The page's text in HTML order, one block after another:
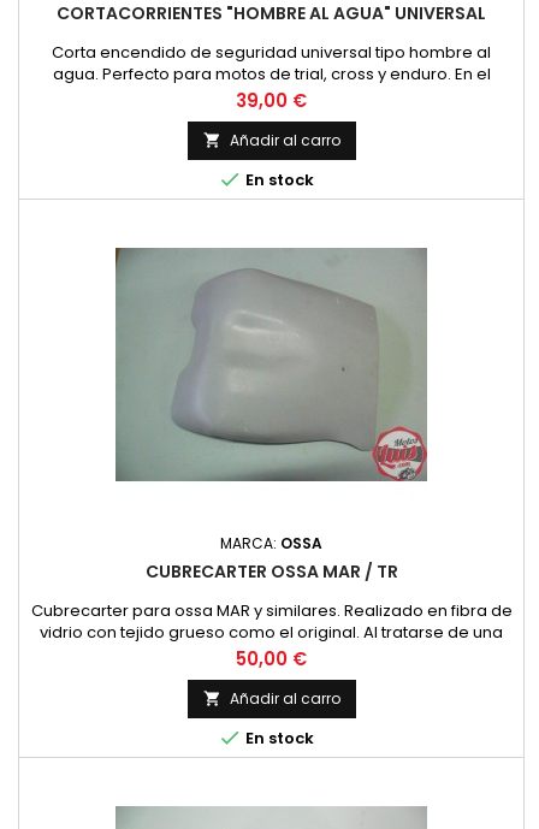
CORTACORRIENTES "HOMBRE AL AGUA" UNIVERSAL
Corta encendido de seguridad universal tipo hombre al
agua. Perfecto para motos de trial, cross y enduro. En el
momento que el pasador se extrae corta la corriente y se
para la moto. Fácil instalación Ligero y ergonómico Ideal para
monturas Off road o acuáticas Interruptor abierto con clip
insertado Interruptor cerrado con el...
Precio
39,00 €
 Añadir al carro
 En stock
MARCA: OSSA
CUBRECARTER OSSA MAR / TR
Cubrecarter para ossa MAR y similares. Realizado en fibra de
vidrio con tejido grueso como el original. Al tratarse de una
pieza de fibra puede presentar imperfecciones que se
corrigen con un normal proceso de pintura.
Precio
50,00 €
 Añadir al carro
 En stock